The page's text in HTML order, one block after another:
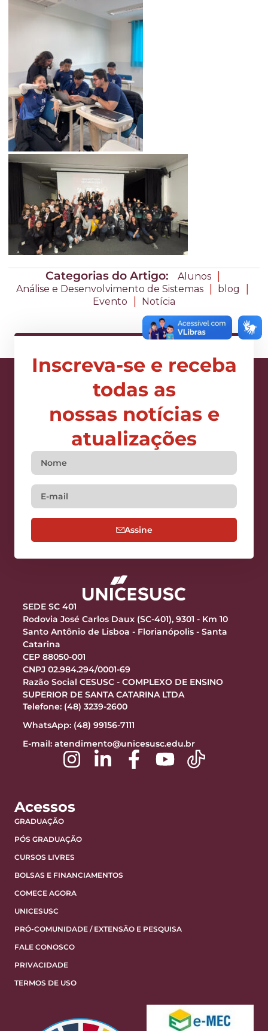
Categorias do Artigo: Alunos |
Análise e Desenvolvimento de Sistemas | blog |
Evento | Notícia
Inscreva-se e receba
todas as
nossas notícias e
atualizações
Assine
SEDE SC 401
Rodovia José Carlos Daux (SC-401), 9301 - Km 10
Santo Antônio de Lisboa - Florianópolis - Santa
Catarina
CEP 88050-001
CNPJ 02.984.294/0001-69
Razão Social CESUSC - COMPLEXO DE ENSINO
SUPERIOR DE SANTA CATARINA LTDA
Telefone: (48) 3239-2600
WhatsApp: (48) 99156-7111
E-mail: atendimento@unicesusc.edu.br
Acessos
GRADUAÇÃO
PÓS GRADUAÇÃO
CURSOS LIVRES
BOLSAS E FINANCIAMENTOS
COMECE AGORA
UNICESUSC
PRÓ-COMUNIDADE / EXTENSÃO E PESQUISA
FALE CONOSCO
PRIVACIDADE
TERMOS DE USO